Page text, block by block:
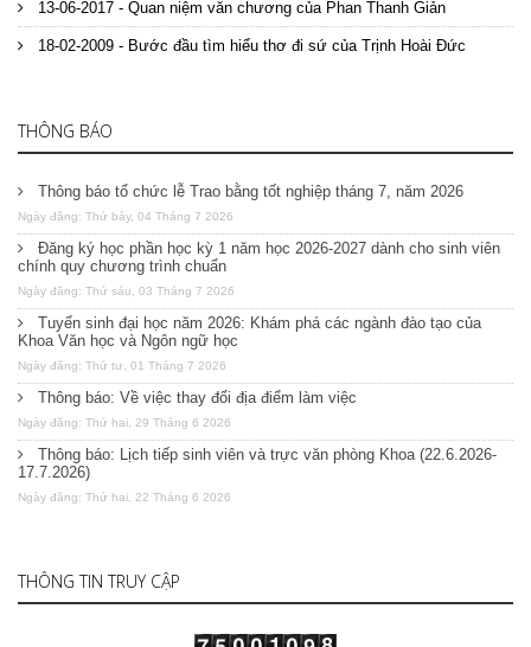
13-06-2017 - Quan niệm văn chương của Phan Thanh Giản
18-02-2009 - Bước đầu tìm hiểu thơ đi sứ của Trịnh Hoài Đức
THÔNG BÁO
Thông báo tổ chức lễ Trao bằng tốt nghiệp tháng 7, năm 2026
Ngày đăng: Thứ bảy, 04 Tháng 7 2026
Đăng ký học phần học kỳ 1 năm học 2026-2027 dành cho sinh viên
chính quy chương trình chuẩn
Ngày đăng: Thứ sáu, 03 Tháng 7 2026
Tuyển sinh đại học năm 2026: Khám phá các ngành đào tạo của
Khoa Văn học và Ngôn ngữ học
Ngày đăng: Thứ tư, 01 Tháng 7 2026
Thông báo: Về việc thay đổi địa điểm làm việc
Ngày đăng: Thứ hai, 29 Tháng 6 2026
Thông báo: Lịch tiếp sinh viên và trực văn phòng Khoa (22.6.2026-
17.7.2026)
Ngày đăng: Thứ hai, 22 Tháng 6 2026
THÔNG TIN TRUY CẬP